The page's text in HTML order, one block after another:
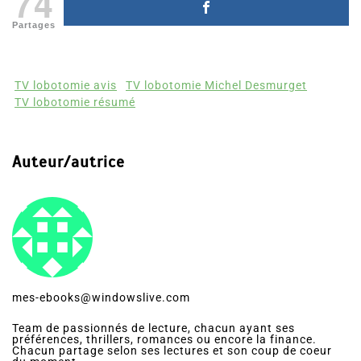
Partages
TV lobotomie avis
TV lobotomie Michel Desmurget
TV lobotomie résumé
Auteur/autrice
mes-ebooks@windowslive.com
Team de passionnés de lecture, chacun ayant ses
préférences, thrillers, romances ou encore la finance.
Chacun partage selon ses lectures et son coup de coeur